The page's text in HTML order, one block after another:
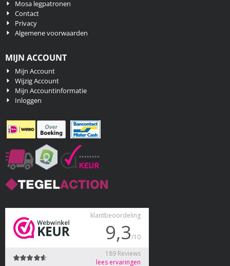
Mosa legpatronen
Contact
Privacy
Algemene voorwaarden
MIJN ACCOUNT
Mijn Account
Wijzig Account
Mijn Accountinformatie
Inloggen